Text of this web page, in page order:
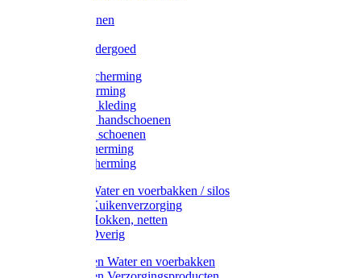
Handschoenen
Thermo ondergoed
Gehoorbescherming
Oogbescherming
Disposable kleding
Disposable handschoenen
Disposable schoenen
Mondbescherming
Hoofdbescherming
Pluimvee Water en voerbakken / silos
Pluimvee Kuikenverzorging
Pluimvee Hokken, netten
Pluimvee Overig
Knaagdieren Water en voerbakken